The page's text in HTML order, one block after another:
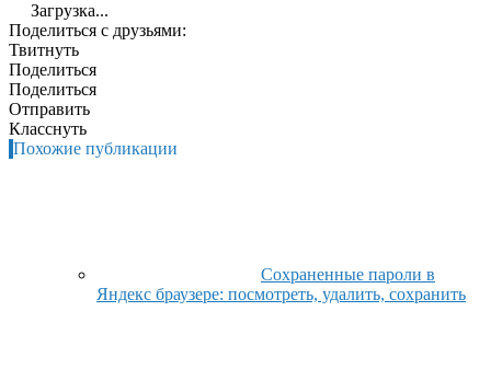
Загрузка...
Поделиться с друзьями:
Твитнуть
Поделиться
Поделиться
Отправить
Класснуть
Похожие публикации
Сохраненные пароли в
Яндекс браузере: посмотреть, удалить, сохранить